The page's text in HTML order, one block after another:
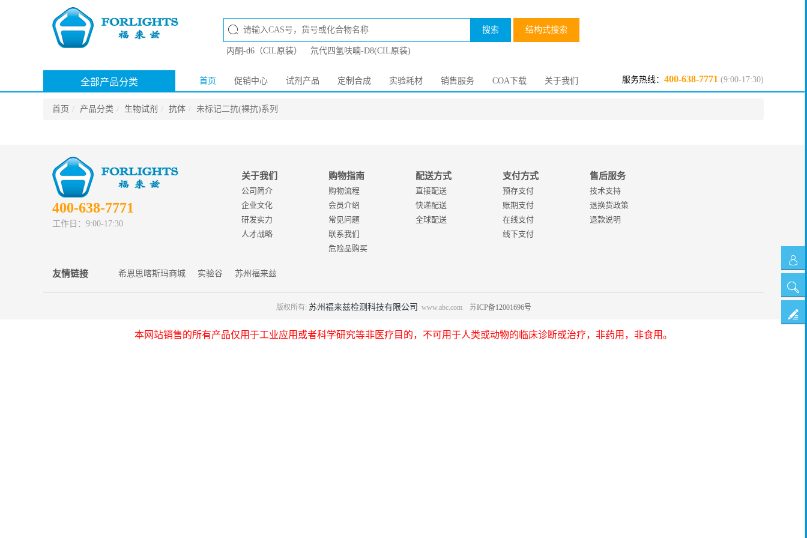
在
线
搜
搜索 结构式搜索
丙酮-d6（CIL原装） 氘代四氢呋喃-D8(CIL原装)
服务热线： 400-638-7771 (9:00-17:30)
全部产品分类 首页 促销中心 试剂产品 定制合成 实验耗材 销售服务 COA下载 关于我们
首页 产品分类 生物试剂 抗体 未标记二抗(裸抗)系列
400-638-7771
工作日：9:00-17:30
关于我们
公司简介
企业文化
研发实力
人才战略
购物指南
购物流程
会员介绍
常见问题
联系我们
危险品购买
配送方式
直接配送
快递配送
全球配送
支付方式
预存支付
账期支付
在线支付
线下支付
售后服务
技术支持
退换货政策
退款说明
友情链接 希恩思喀斯玛商城 实验谷 苏州福来兹
版权所有: 苏州福来兹检测科技有限公司 www.abc.com 苏ICP备12001696号
本网站销售的所有产品仅用于工业应用或者科学研究等非医疗目的，不可用于人类或动物的临床诊断或治疗，非药用，非食用。